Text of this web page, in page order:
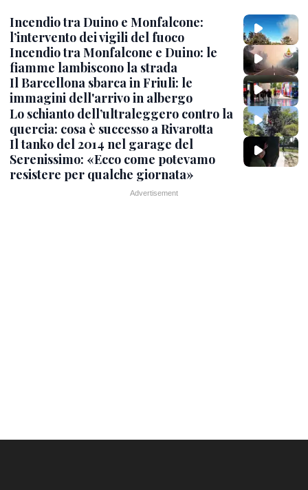
Incendio tra Duino e Monfalcone:
l’intervento dei vigili del fuoco
Incendio tra Monfalcone e Duino: le
fiamme lambiscono la strada
Il Barcellona sbarca in Friuli: le
immagini dell'arrivo in albergo
Lo schianto dell’ultraleggero contro la
quercia: cosa è successo a Rivarotta
Il tanko del 2014 nel garage del
Serenissimo: «Ecco come potevamo
resistere per qualche giornata»